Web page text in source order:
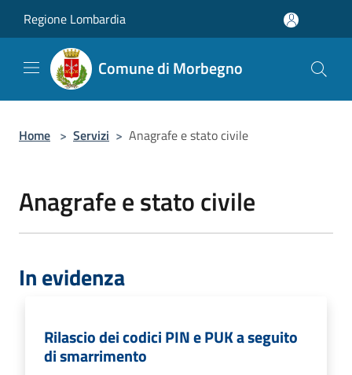
Regione Lombardia
Comune di Morbegno
Home > Servizi > Anagrafe e stato civile
Anagrafe e stato civile
In evidenza
Rilascio dei codici PIN e PUK a seguito
di smarrimento